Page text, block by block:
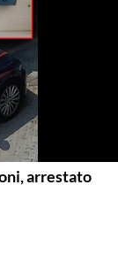
arrestato